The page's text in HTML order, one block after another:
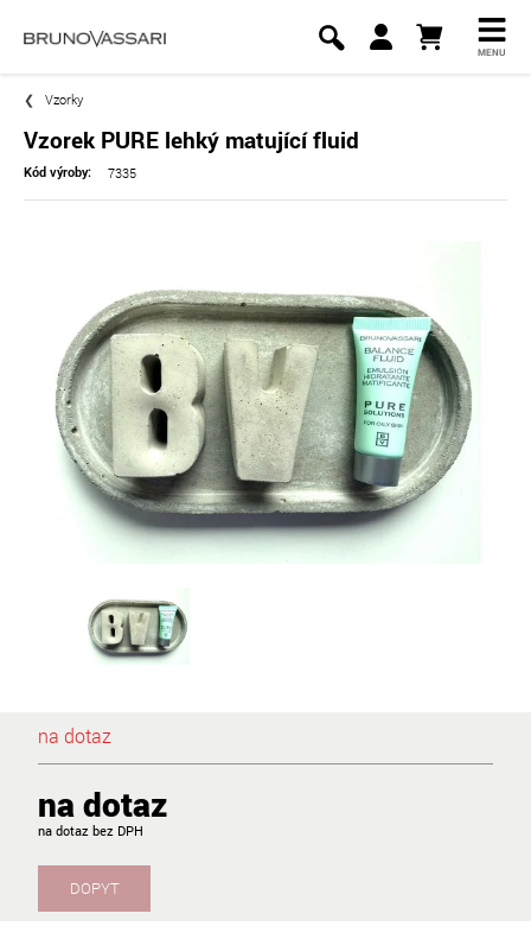
MENU
Vzorky
Vzorek PURE lehký matující fluid
Kód výroby: 7335
na dotaz
na dotaz
na dotaz
DOPYT